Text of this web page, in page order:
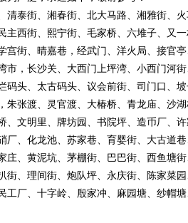
泰街、湘春街、北大马路、湘雅街、火
主西街、熙宁街、毛家桥、六堆子、又
宫街、晴嘉巷，经武门、洋火局、接官
市，长沙关、大西门上坪湾、小西门河
码头、太古码头、议会前街、司门口、
朱张渡、灵官渡、大椿桥、青龙庙、沙
、文明里、牌坊园、书院坪、造币厂、
厂、化龙池、苏家巷、育婴街、大古道
庄、黄泥坑、茅棚街、巴巴街、西鱼塘
街、理间街、炮队坪、永庆街、陈家菜
工厂、十字岭、殷家冲、麻园塘、纱帽